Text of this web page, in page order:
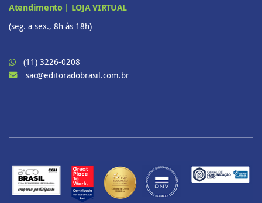
Atendimento | LOJA VIRTUAL
(seg. a sex., 8h às 18h)
(11) 3226-0208
sac@editoradobrasil.com.br